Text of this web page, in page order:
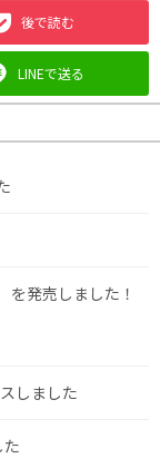
後で読む
LINEで送る
を発売しました！
しました